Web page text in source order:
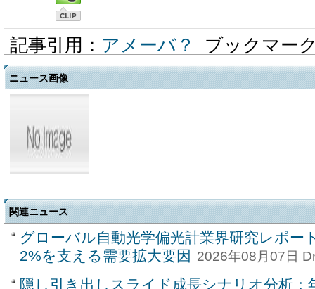
記事引用： アメーバ？ ブックマー
ニュース画像
関連ニュース
グローバル自動光学偏光計業界研究レポー
2%を支える需要拡大要因 2026年08月07日
隠し引き出しスライド成長シナリオ分析：